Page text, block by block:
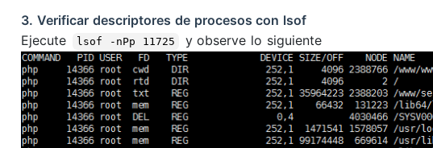
3. Verificar descriptores de procesos con lsof
Ejecute
lsof -nPp 11725 y observe lo siguiente